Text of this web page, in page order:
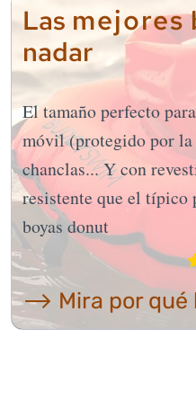
Las mejores
nadar
El tamaño perfecto
móvil (protegido por la
chanclas... Y con
resistente que el típico
boyas donut
⟶ Mira por qué